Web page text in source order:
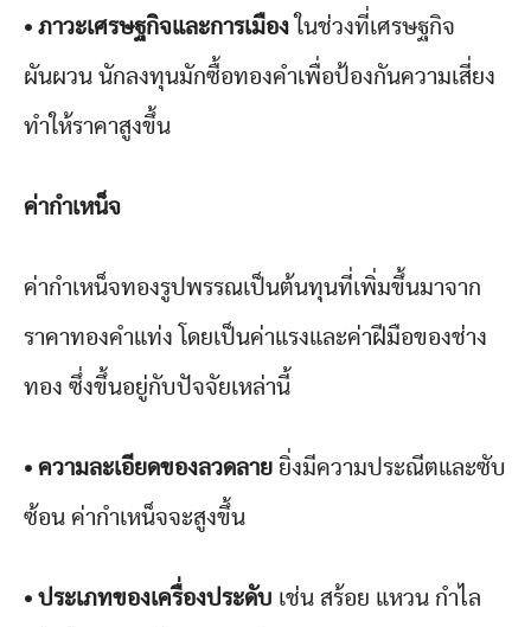
• ภาวะเศรษฐกิจและการเมือง ในช่วงที่เศรษฐกิจ
ผันผวน นักลงทุนมักซื้อทองคำเพื่อป้องกันความเสี่ยง
ทำให้ราคาสูงขึ้น
ค่ากำเหน็จ
ค่ากำเหน็จทองรูปพรรณเป็นต้นทุนที่เพิ่มขึ้นมาจาก
ราคาทองคำแท่ง โดยเป็นค่าแรงและค่าฝีมือของช่าง
ทอง ซึ่งขึ้นอยู่กับปัจจัยเหล่านี้
• ความละเอียดของลวดลาย ยิ่งมีความประณีตและซับ
ซ้อน ค่ากำเหน็จจะสูงขึ้น
• ประเภทของเครื่องประดับ เช่น สร้อย แหวน กำไล